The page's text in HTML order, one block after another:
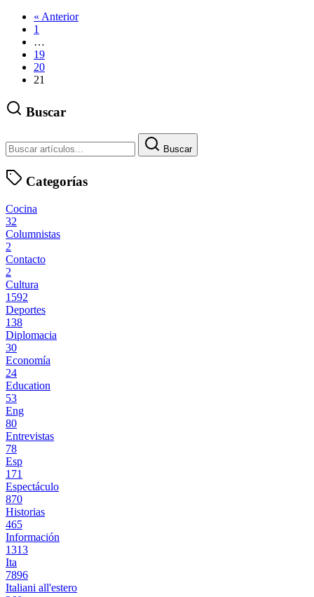
« Anterior
1
…
19
20
21
Buscar
Buscar
Categorías
Cocina
32
Columnistas
2
Contacto
2
Cultura
1592
Deportes
138
Diplomacia
30
Economía
24
Education
53
Eng
80
Entrevistas
78
Esp
171
Espectáculo
870
Historias
465
Información
1313
Ita
7896
Italiani all'estero